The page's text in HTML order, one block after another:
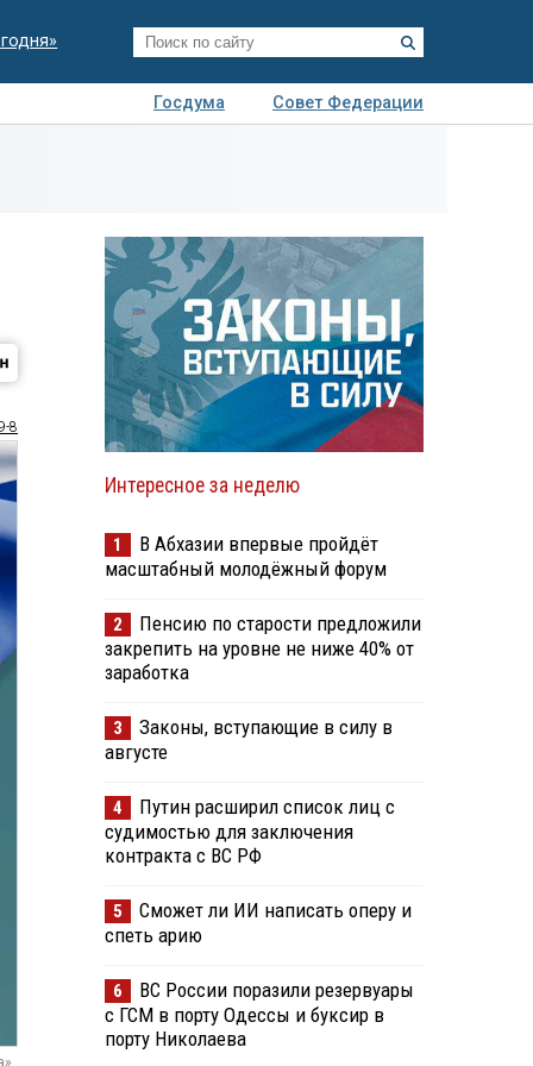
Госдума
Совет Федерации
8
Интересное за неделю
1
В Абхазии впервые пройдёт
масштабный молодёжный форум
2
Пенсию по старости предложили
закрепить на уровне не ниже 40% от
заработка
3
Законы, вступающие в силу в
августе
4
Путин расширил список лиц с
судимостью для заключения
контракта с ВС РФ
5
Сможет ли ИИ написать оперу и
спеть арию
6
ВС России поразили резервуары
с ГСМ в порту Одессы и буксир в
порту Николаева